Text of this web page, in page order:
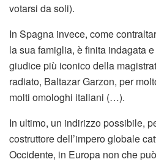
votarsi da soli).
In Spagna invece, come
la sua famiglia, è finita indagata
giudice più iconico della
radiato, Baltazar Garzon, per
molti omologhi italiani (…).
In ultimo, un indirizzo possibile,
costruttore dell’impero globale
Occidente, in Europa non che